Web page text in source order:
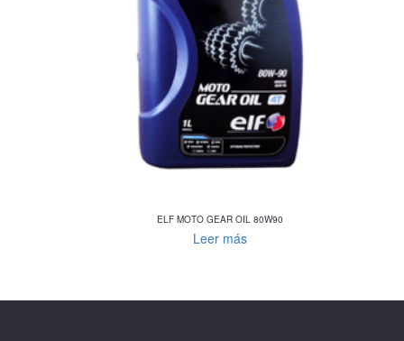
ELF MOTO GEAR OIL 80W90
Leer más